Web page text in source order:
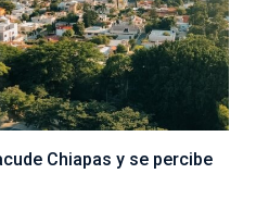
Chiapas y se percibe